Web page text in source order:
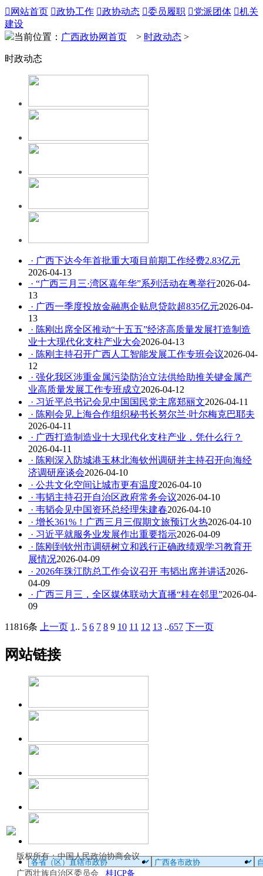
 网站首页 政协工作 政协动态 委员履职 党派团体 机关
建设
当前位置： 广西政协网首页 > 时政动态 >
时政动态
· 广西下达今年首批重大项目前期工作经费2.83亿元
2026-04-13
· “广西三月三·湾区嘉年华”系列活动在粤举行2026-04-
13
· 广西一季度投放金融惠企贴息贷款超835亿元2026-04-
13
· 陈刚出席全区推动“十五五”经济高质量发展打造制造
业十大现代化支柱产业大会2026-04-13
· 陈刚主持召开广西人工智能发展工作专班会议2026-04-
12
· 强化我区涉重金属污染防治立法供给助推关键金属产
业高质量发展工作专班成立2026-04-12
· 习近平总书记会见中国国民党主席郑丽文2026-04-11
· 陈刚会见上海合作组织秘书长努尔兰·叶尔梅克巴耶夫
2026-04-11
· 广西打造制造业十大现代化支柱产业，凭什么行？
2026-04-11
· 陈刚深入防城港玉林北海钦州调研并主持召开向海经
济调研座谈会2026-04-10
· 公共文化空间让城市更有温度2026-04-10
· 韦韬主持召开自治区政府常务会议2026-04-10
· 韦韬会见中国资环总经理朱建春2026-04-10
· 增长361%！广西三月三假期文旅预订火热2026-04-10
· 习近平就服务业发展作出重要指示2026-04-09
· 陈刚到钦州市调研树立和践行正确政绩观学习教育开
展情况2026-04-09
· 2026年珠江防总工作会议召开 韦韬出席并讲话2026-
04-09
· 广西三月三，全区媒体联动大直播“桂在邻里”2026-04-
09
11816条 上一页 1 .. 5 6 7 8 9 10 11 12 13 ..657 下一页
网站链接
版权所有：中国人民政治协商会议
广西壮族自治区委员会 桂ICP备